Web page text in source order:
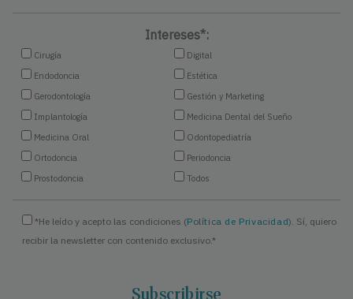
Intereses*:
Cirugía
Digital
Endodoncia
Estética
Gerodontología
Gestión y Marketing
Implantología
Medicina Dental del Sueño
Medicina Oral
Odontopediatría
Ortodoncia
Periodoncia
Prostodoncia
Todos
*He leído y acepto las condiciones (Política de Privacidad). Sí, quiero
recibir la newsletter con contenido exclusivo.*